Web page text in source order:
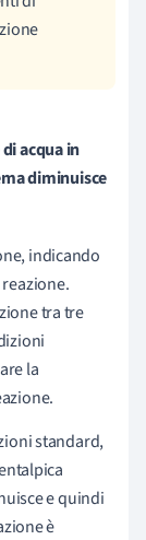
acqua in
diminuisce
indicando
tra tre
la
standard,
e quindi
è